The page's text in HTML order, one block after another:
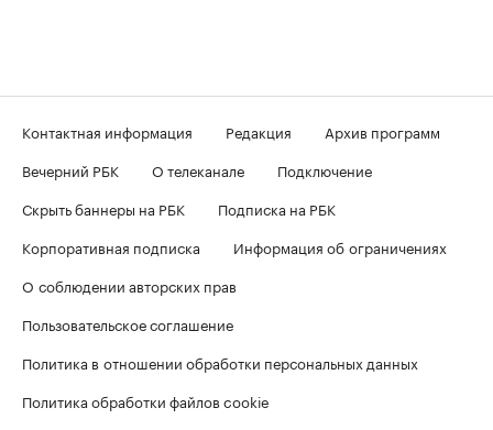
Контактная информация Редакция
Архив программ
Вечерний РБК
О телеканале
Подключение
Скрыть баннеры на РБК
Подписка на РБК
Корпоративная подписка
Информация об ограничениях
О соблюдении авторских прав
Пользовательское соглашение
Политика в отношении обработки персональных данных
Политика обработки файлов cookie